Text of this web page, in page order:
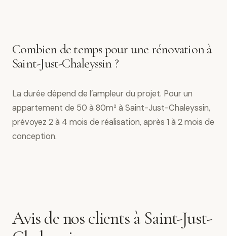
Combien de temps pour une rénovation à
Saint-Just-Chaleyssin ?
La durée dépend de l’ampleur du projet. Pour un
appartement de 50 à 80m² à Saint-Just-Chaleyssin,
prévoyez 2 à 4 mois de réalisation, après 1 à 2 mois de
conception.
Avis de nos clients à Saint-Just-